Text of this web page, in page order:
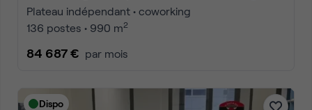
Plateau indépendant • coworking
136 postes • 990 m2
84 687 € par mois
Dispo